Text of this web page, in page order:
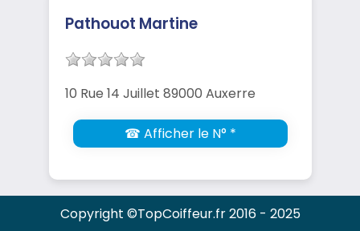
Pathouot Martine
10 Rue 14 Juillet 89000 Auxerre
☎ Afficher le N° *
Copyright ©TopCoiffeur.fr 2016 - 2025